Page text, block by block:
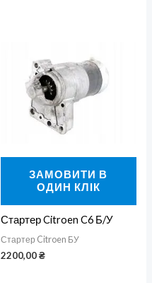
ЗАМОВИТИ В
ОДИН КЛІК
Стартер Citroen C6 Б/У
Стартер Citroen БУ
2200,00₴